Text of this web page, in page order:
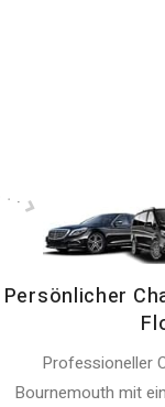
Persönlicher
Professioneller
Bournemouth mit